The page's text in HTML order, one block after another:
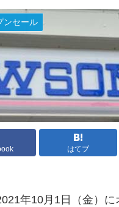
ンセール
はてブ
年10月1日（金）に